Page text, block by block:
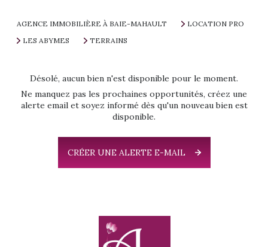
AGENCE IMMOBILIÈRE À BAIE-MAHAULT
LOCATION PRO
LES ABYMES
TERRAINS
Désolé, aucun bien n'est disponible pour le moment.
Ne manquez pas les prochaines opportunités, créez une
alerte email et soyez informé dès qu'un nouveau bien est
disponible.
CRÉER UNE ALERTE E-MAIL